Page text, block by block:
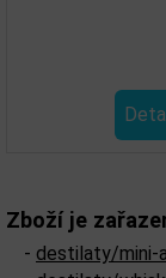
Detail
Zboží je
- destilaty/mini-